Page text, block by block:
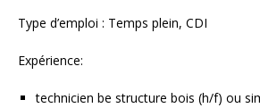
Type d’emploi : Temps plein, CDI
Expérience:
technicien be structure bois (h/f) ou